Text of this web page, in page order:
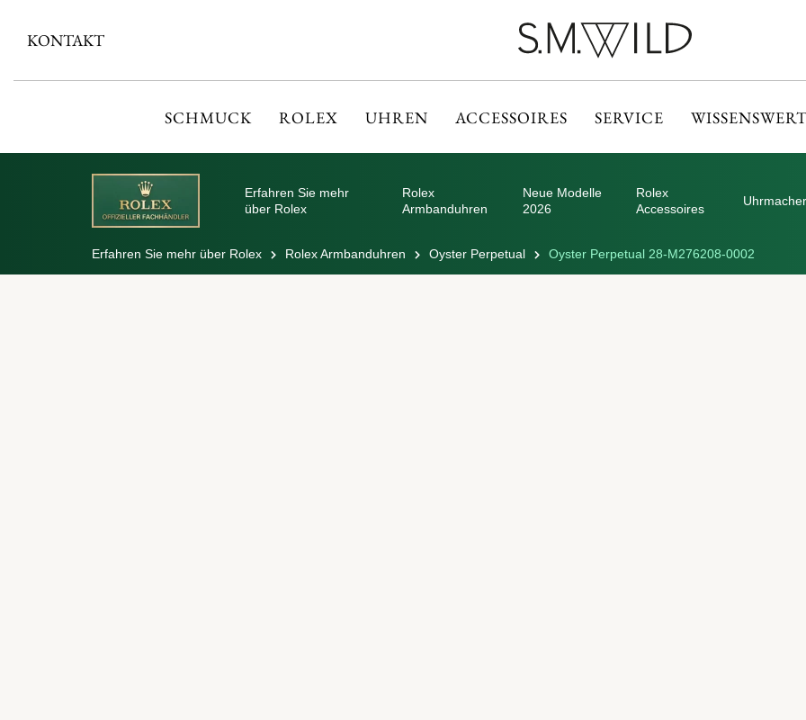
KONTAKT
SCHMUCK ROLEX UHREN ACCESSOIRES SERVICE
Erfahren Sie mehr
über Rolex
Rolex
Armbanduhren
Neue Modelle
2026
Rolex
Accessoires
Erfahren Sie mehr über Rolex Rolex Armbanduhren Oyster Perpetual Oyster Perpetual 28-M276208-0002